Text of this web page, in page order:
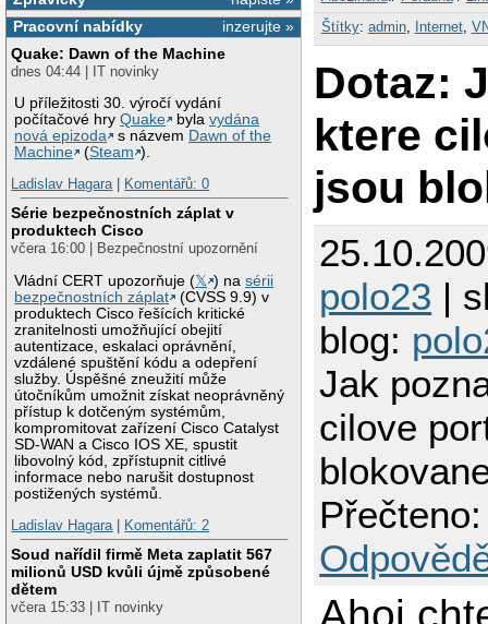
inzerujte »
Pracovní nabídky
Quake: Dawn of the Machine
dnes 04:44 | IT novinky
U příležitosti 30. výročí vydání
počítačové hryQuake bylavydána
nová epizoda
s názvem Dawn of the
Machine
(Steam ).
Ladislav Hagara| Komentářů: 0
Série bezpečnostních záplat v
produktech Cisco
včera 16:00 | Bezpečnostní upozornění
Vládní CERT upozorňuje (𝕏 ) nasérii
bezpečnostních záplat
(CVSS 9.9) v
produktech Cisco řešících kritické
zranitelnosti umožňující obejití
autentizace, eskalaci oprávnění,
vzdálené spuštění kódu a odepření
služby. Úspěšné zneužití může
útočníkům umožnit získat neoprávněný
přístup k dotčeným systémům,
kompromitovat zařízení Cisco Catalyst
SD-WAN a Cisco IOS XE, spustit
libovolný kód, zpřístupnit citlivé
informace nebo narušit dostupnost
postižených systémů.
Ladislav Hagara| Komentářů: 2
Soud nařídil firmě Meta zaplatit 567
milionů USD kvůli újmě způsobené
dětem
včera 15:33 | IT novinky
Štítky: admin, Internet,
Dotaz:
ktere
jsou
polo23 |
blog:
Jak
cilove